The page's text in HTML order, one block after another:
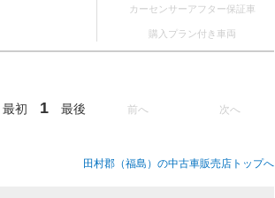
カーセンサーアフター保証車
購入プラン付き車両
最初 1 最後 前へ 次へ
田村郡（福島）の中古車販売店トップへ